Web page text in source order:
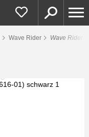
Wave Rider Wave Rider